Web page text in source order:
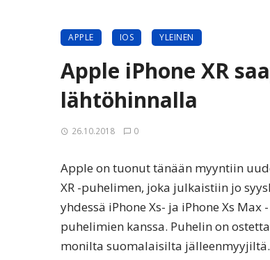
APPLE IOS YLEINEN
Apple iPhone XR
lähtöhinnalla
26.10.2018 0
Apple on tuonut tänään myyntiin
XR -puhelimen, joka julkaistiin jo
yhdessä iPhone Xs- ja iPhone Xs Max -
puhelimien kanssa. Puhelin on
monilta suomalaisilta jälleenmyyjiltä.